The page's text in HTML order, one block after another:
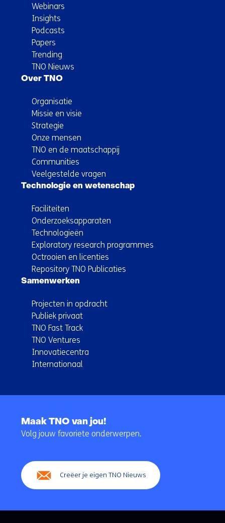
Webinars
Insights
Podcasts
Papers
Trending
TNO Nieuws
Over TNO
Organisatie
Missie en visie
Strategie
Onze mensen
TNO en de maatschappij
Communities
Veelgestelde vragen
Technologie en wetenschap
Faciliteiten
Onderzoeksapparaten
Technologieën
Exploratory research programmes
Octrooien en licenties
Repository TNO Publicaties
Samenwerken
Projecten in opdracht
Publiek privaat
TNO Fast Track
TNO Ventures
Innovatiecentra
Internationaal
navigatie
Maak TNO van jou!
Volg jouw favoriete onderwerpen.
Creëer je eigen TNO Nieuws